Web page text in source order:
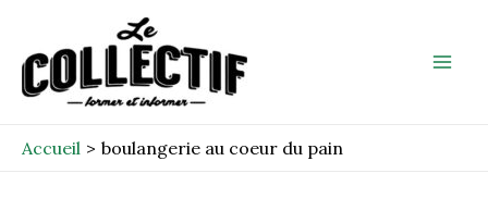
contenu
Accueil boulangerie au coeur du pain